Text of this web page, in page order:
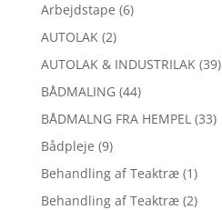
Arbejdstape (6)
AUTOLAK (2)
AUTOLAK & INDUSTRILAK (39)
BÅDMALING (44)
BÅDMALNG FRA HEMPEL (33)
Bådpleje (9)
Behandling af Teaktræ (1)
Behandling af Teaktræ (2)